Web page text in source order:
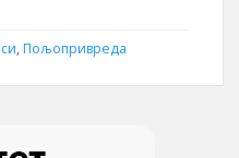
,Пољопривреда